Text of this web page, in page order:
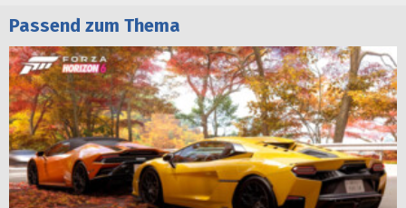
Passend zum Thema